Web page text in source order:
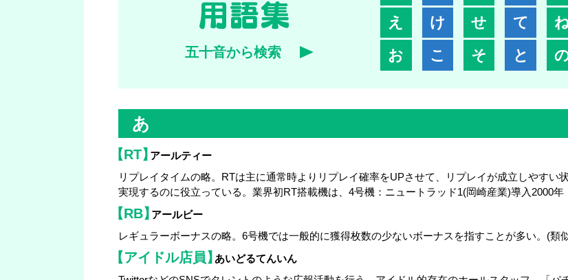
五十音から検索
え
お
け
こ
せ
そ
て
と
あ
【RT】アールティー
リプレイタイムの略。RTは主に通常時よりリプレイ確率をUPさせて、リプレイが成立しやすい
実現するのに役立っている。業界初RT搭載機は、4号機：ニュートラッド1(岡崎産業)導入2000年
【RB】アールビー
レギュラーボーナスの略。6号機では一般的に獲得枚数の少ないボーナスを指すことが多い。(類
【アイドル店員】あいどるてんいん